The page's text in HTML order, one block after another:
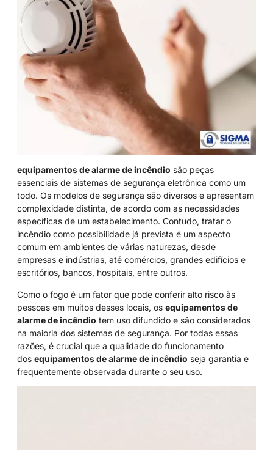
equipamentos de alarme de incêndio são peças
essenciais de sistemas de segurança eletrônica como um
todo. Os modelos de segurança são diversos e apresentam
complexidade distinta, de acordo com as necessidades
específicas de um estabelecimento. Contudo, tratar o
incêndio como possibilidade já prevista é um aspecto
comum em ambientes de várias naturezas, desde
empresas e indústrias, até comércios, grandes edifícios e
escritórios, bancos, hospitais, entre outros.
Como o fogo é um fator que pode conferir alto risco às
pessoas em muitos desses locais, os equipamentos de
alarme de incêndio tem uso difundido e são considerados
na maioria dos sistemas de segurança. Por todas essas
razões, é crucial que a qualidade do funcionamento
dos equipamentos de alarme de incêndio seja garantia e
frequentemente observada durante o seu uso.